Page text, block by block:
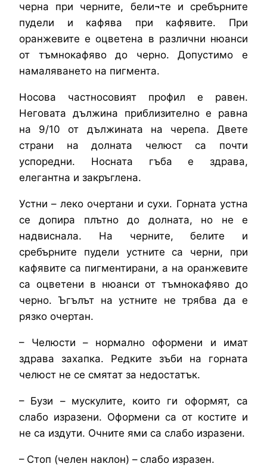
черна при черните, бели¬те и сребърните
пудели и кафява при кафявите. При
оранжевите е оцветена в различни нюанси
от тъмнокафяво до черно. Допустимо е
намаляването на пигмента.
Носова частносовият профил е равен.
Неговата дължина приблизително е равна
на 9/10 от дължината на черепа. Двете
страни на долната челюст са почти
успоредни. Носната гъба е здрава,
елегантна и закръглена.
Устни – леко очертани и сухи. Горната устна
се допира плътно до долната, но не е
надвиснала. На черните, белите и
сребърните пудели устните са черни, при
кафявите са пигментирани, а на оранжевите
са оцветени в нюанси от тъмнокафяво до
черно. Ъгълът на устните не трябва да е
рязко очертан.
– Челюсти – нормално оформени и имат
здрава захапка. Редките зъби на горната
челюст не се смятат за недостатък.
– Бузи – мускулите, които ги оформят, са
слабо изразени. Оформени са от костите и
не са издути. Очните ями са слабо изразени.
– Стоп (челен наклон) – слабо изразен.